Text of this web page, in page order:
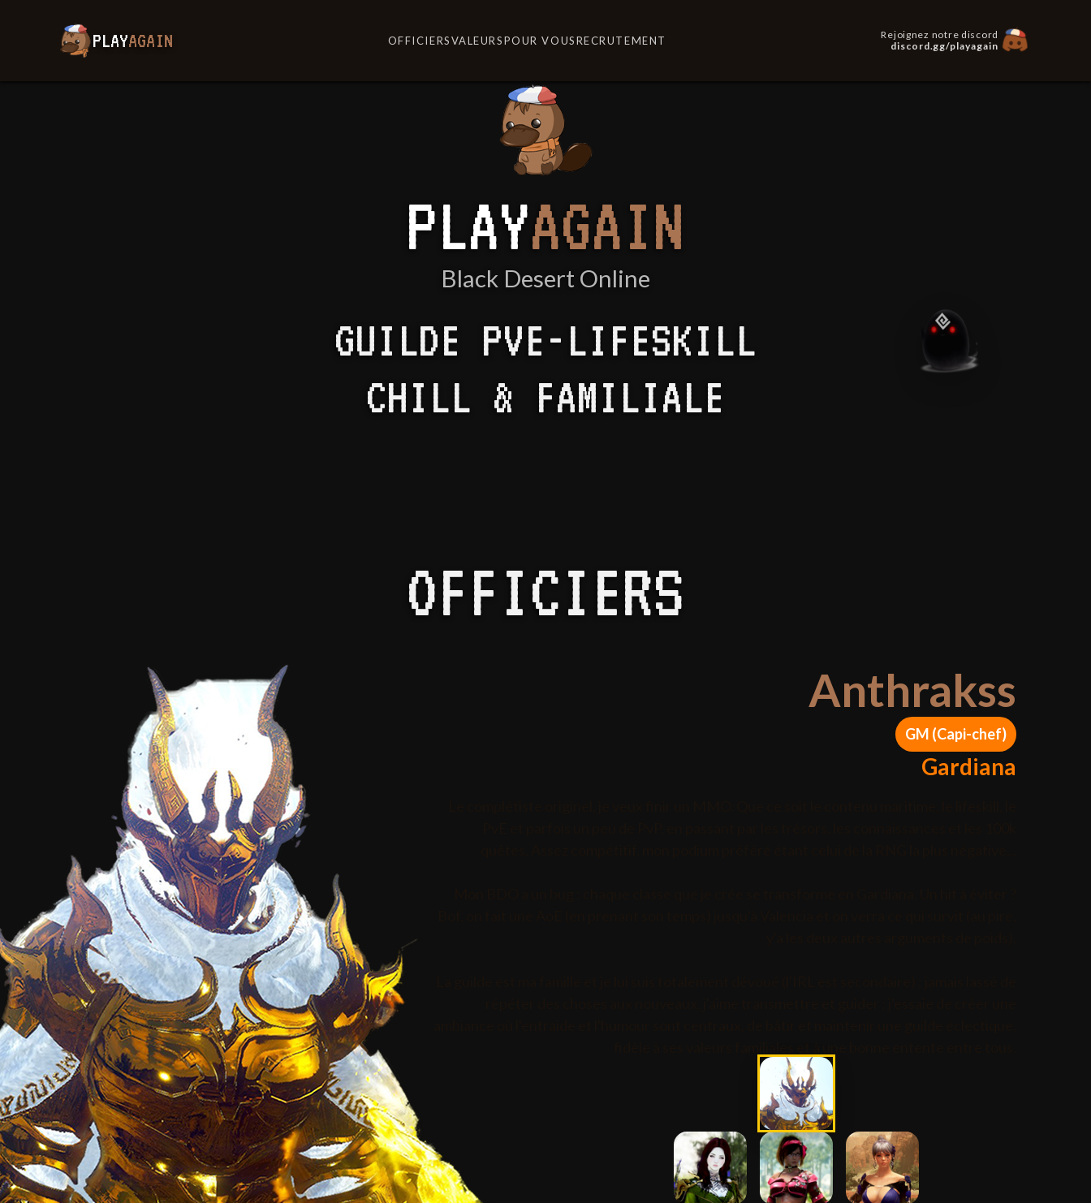
PLAYAGAIN OFFICIERSVALEURSPOUR VOUSRECRUTEMENT
Rejoignez notre discord
discord.gg/playagain
PLAYAGAIN
Black Desert Online
GUILDE PVE-LIFESKILL
CHILL & FAMILIALE
OFFICIERS
Anthrakss
GM (Capi-chef)
Gardiana